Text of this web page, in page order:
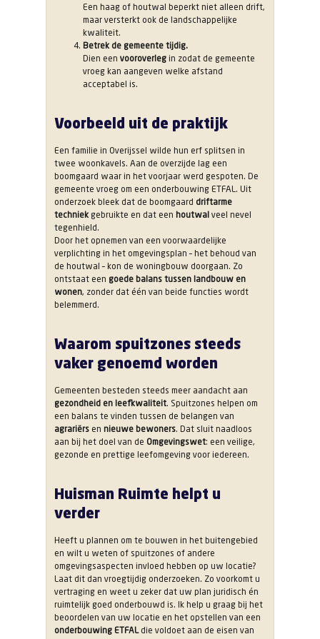
Een haag of houtwal beperkt niet alleen drift,
maar versterkt ook de landschappelijke
kwaliteit.
Betrek de gemeente tijdig.
Dien een vooroverleg in zodat de gemeente
vroeg kan aangeven welke afstand
acceptabel is.
Voorbeeld uit de praktijk
Een familie in Overijssel wilde hun erf splitsen in
twee woonkavels. Aan de overzijde lag een
boomgaard waar in het voorjaar werd gespoten. De
gemeente vroeg om een onderbouwing ETFAL. Uit
onderzoek bleek dat de boomgaard driftarme
techniek gebruikte en dat een houtwal veel nevel
tegenhield.
Door het opnemen van een voorwaardelijke
verplichting in het omgevingsplan – het behoud van
de houtwal – kon de woningbouw doorgaan. Zo
ontstaat een goede balans tussen landbouw en
wonen, zonder dat één van beide functies wordt
belemmerd.
Waarom spuitzones steeds
vaker genoemd worden
Gemeenten besteden steeds meer aandacht aan
gezondheid en leefkwaliteit. Spuitzones helpen om
een balans te vinden tussen de belangen van
agrariërs en nieuwe bewoners. Dat sluit naadloos
aan bij het doel van de Omgevingswet: een veilige,
gezonde en prettige leefomgeving voor iedereen.
Huisman Ruimte helpt u
verder
Heeft u plannen om te bouwen in het buitengebied
en wilt u weten of spuitzones of andere
omgevingsaspecten invloed hebben op uw locatie?
Laat dit dan vroegtijdig onderzoeken. Zo voorkomt u
vertraging en weet u zeker dat uw plan juridisch én
ruimtelijk goed onderbouwd is. Ik help u graag bij het
beoordelen van uw locatie en het opstellen van een
onderbouwing ETFALdie voldoet aan de eisen van